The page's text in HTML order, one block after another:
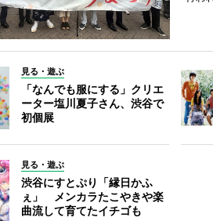
見る・遊ぶ
「なんでも服にする」クリエ
ーター塩川夏子さん、渋谷で
初個展
見る・遊ぶ
渋谷にすとぷり「縁日かふ
ぇ」 メンカラたこやきや楽
曲流して育てたイチゴも